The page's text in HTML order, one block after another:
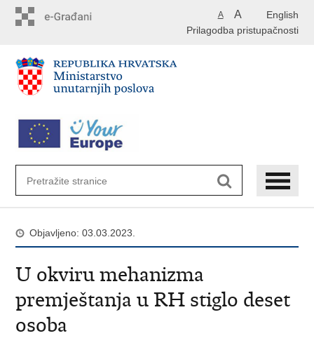
English
A A
Prilagodba pristupačnosti
Objavljeno: 03.03.2023.
U okviru mehanizma
premještanja u RH stiglo deset
osoba